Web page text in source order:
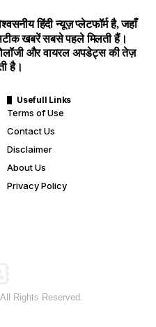
हिंदी न्यूज़ प्लेटफॉर्म है, जहाँ
खबरें सबसे पहले मिलती हैं।
और वायरल अपडेट्स की तेज़
है।
Usefull Links
Terms of Use
Contact Us
Disclaimer
About Us
Privacy Policy
. All Rights Reserved.